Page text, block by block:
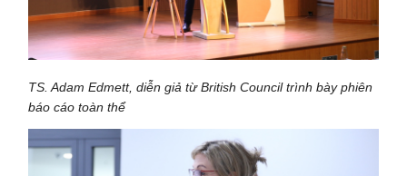
TS. Adam Edmett, diễn giả từ British Council trình bày phiên
báo cáo toàn thể